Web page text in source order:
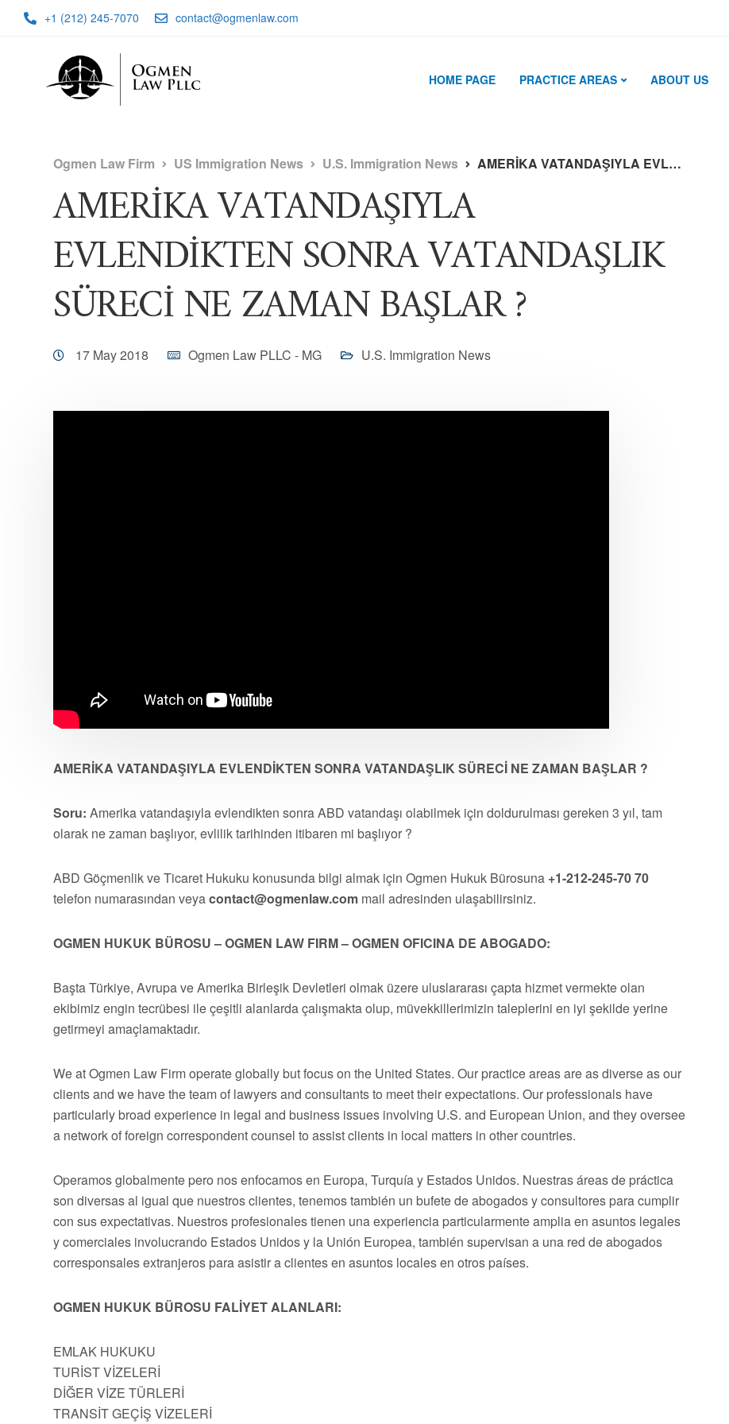
+1 (212) 245-7070 contact@ogmenlaw.com
HOME PAGE PRACTICE AREAS ABOUT US
Ogmen Law Firm US Immigration News U.S. Immigration News AMERİKA VATANDAŞIYLA EVLENDİKTEN SONRA VATANDAŞLIK SÜRECİ NE ZAMAN BAŞLAR ?
AMERİKA VATANDAŞIYLA
EVLENDİKTEN SONRA VATANDAŞLIK
SÜRECİ NE ZAMAN BAŞLAR ?
17 May 2018 Ogmen Law PLLC - MG U.S. Immigration News
AMERİKA VATANDAŞIYLA EVLENDİKTEN SONRA VATANDAŞLIK SÜRECİ NE ZAMAN BAŞLAR ?
Soru: Amerika vatandaşıyla evlendikten sonra ABD vatandaşı olabilmek için doldurulması gereken 3 yıl, tam
olarak ne zaman başlıyor, evlilik tarihinden itibaren mi başlıyor ?
ABD Göçmenlik ve Ticaret Hukuku konusunda bilgi almak için Ogmen Hukuk Bürosuna +1-212-245-70 70
telefon numarasından veyacontact@ogmenlaw.com mail adresinden ulaşabilirsiniz.
OGMEN HUKUK BÜROSU – OGMEN LAW FIRM – OGMEN OFICINA DE ABOGADO:
Başta Türkiye, Avrupa ve Amerika Birleşik Devletleri olmak üzere uluslararası çapta hizmet vermekte olan
ekibimiz engin tecrübesi ile çeşitli alanlarda çalışmakta olup, müvekkillerimizin taleplerini en iyi şekilde yerine
getirmeyi amaçlamaktadır.
We at Ogmen Law Firm operate globally but focus on the United States. Our practice areas are as diverse as our
clients and we have the team of lawyers and consultants to meet their expectations. Our professionals have
particularly broad experience in legal and business issues involving U.S. and European Union, and they oversee
a network of foreign correspondent counsel to assist clients in local matters in other countries.
Operamos globalmente pero nos enfocamos en Europa, Turquía y Estados Unidos. Nuestras áreas de práctica
son diversas al igual que nuestros clientes, tenemos también un bufete de abogados y consultores para cumplir
con sus expectativas. Nuestros profesionales tienen una experiencia particularmente amplia en asuntos legales
y comerciales involucrando Estados Unidos y la Unión Europea, también supervisan a una red de abogados
corresponsales extranjeros para asistir a clientes en asuntos locales en otros países.
OGMEN HUKUK BÜROSU FALİYET ALANLARI:
EMLAK HUKUKU
TURİST VİZELERİ
DİĞER VİZE TÜRLERİ
TRANSİT GEÇİŞ VİZELERİ